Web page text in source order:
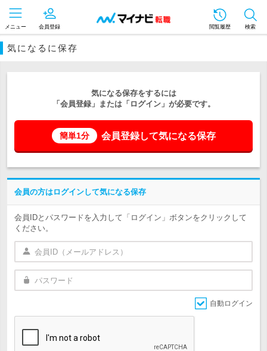
メニュー 会員登録 閲覧履歴 検索
気になるに保存
気になる保存をするには
「会員登録」または「ログイン」が必要です。
簡単1分 会員登録して気になる保存
会員の方はログインして気になる保存
会員IDとパスワードを入力して「ログイン」ボタンをクリックして
ください。
自動ログイン